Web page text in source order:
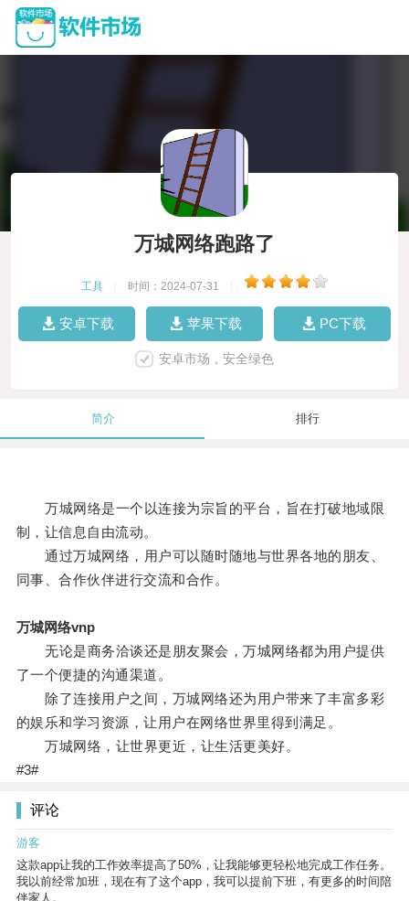
万城网络跑路了
工具 时间：2024-07-31
安卓下载 苹果下载 PC下载
安卓市场，安全绿色
简介 排行
万城网络是一个以连接为宗旨的平台，旨在打破地域限
制，让信息自由流动。
通过万城网络，用户可以随时随地与世界各地的朋友、
同事、合作伙伴进行交流和合作。
万城网络vnp
无论是商务洽谈还是朋友聚会，万城网络都为用户提供
了一个便捷的沟通渠道。
除了连接用户之间，万城网络还为用户带来了丰富多彩
的娱乐和学习资源，让用户在网络世界里得到满足。
万城网络，让世界更近，让生活更美好。
#3#
评论
游客
这款app让我的工作效率提高了50%，让我能够更轻松地完成工作任务。
我以前经常加班，现在有了这个app，我可以提前下班，有更多的时间陪
伴家人。